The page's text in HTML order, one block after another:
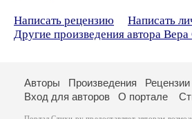
Написать рецензию
Написать
Другие произведения автора Вера
Авторы Произведения Рецензии
Вход для авторов
О портале